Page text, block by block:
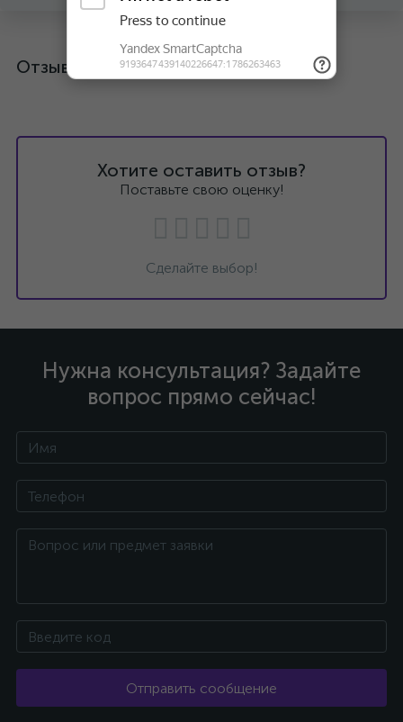
Отзывы
Хотите оставить отзыв?
Поставьте свою оценку!
Сделайте выбор!
Нужна консультация? Задайте
вопрос прямо сейчас!
Отправить сообщение